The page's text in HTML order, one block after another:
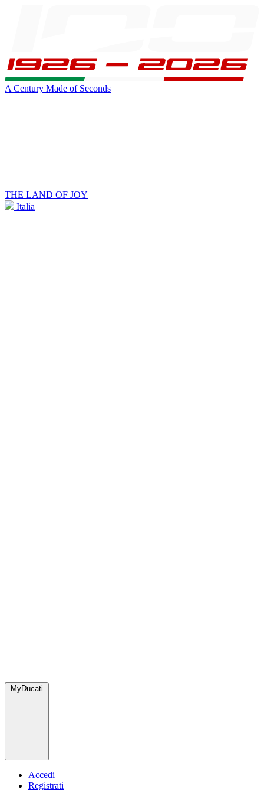
A Century Made of Seconds
THE LAND OF JOY
Italia
MyDucati
Accedi
Registrati